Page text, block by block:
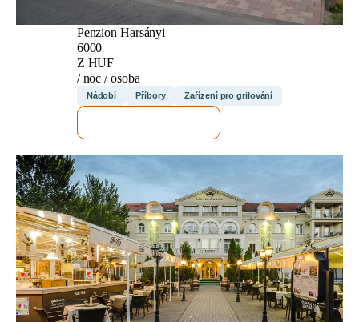
Penzion Harsányi
6000
Z HUF
/ noc / osoba
Nádobí Příbory Zařízení pro grilování